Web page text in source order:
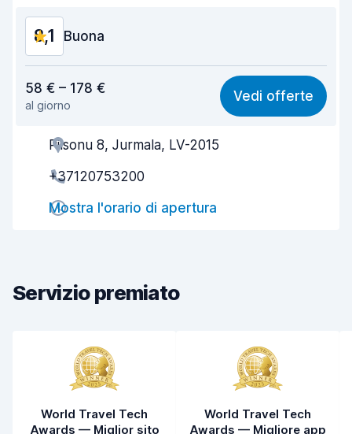
8,1 Buona
7,9
Facile da trovare 8,2
Gentilezza degli agenti
Rapidità del ritiro
Rapidità della riconsegna
Condizioni dell'auto
58 € – 178 €
al giorno
Vedi offerte
Pilsonu 8, Jurmala, LV-2015
+37120753200
Mostra l'orario di apertura
Servizio premiato
World Travel Tech
Awards — Miglior sito
World Travel Tech
Awards — Migliore app